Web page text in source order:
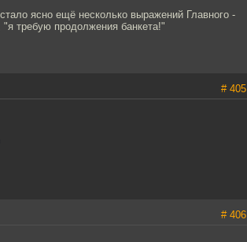
ясно ещё несколько выражений Главного -
требую продолжения банкета!"
# 405
# 406